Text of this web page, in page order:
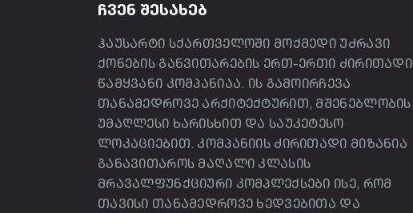
ᲩᲕᲔᲜ ᲨᲔᲡᲐᲮᲔᲑ
ჰაუსარტი სქართველოში მოქმედი უძრავი
ქონების განვითარების ერთ-ერთი ძირითადი
წამყვანი კომპანიაა. ის გამოირჩევა
თანამედროვე არქიტექტურით, მშენებლობის
უმაღლესი ხარისხით და საუკეტესო
ლოკაციებით. კომპანიის ძირითადი მიზანია
განავითაროს მაღალი კლასის
მრავალფუნქციური კომპლექსები ისე, რომ
თავისი თანამედროვე ხედვებითა და